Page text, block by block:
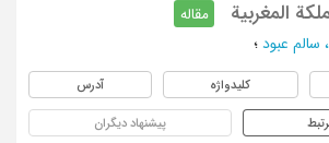
المغربیة
مقاله
سالم عبود ؛
کلیدواژه آدرس
پیشنهاد دیگران